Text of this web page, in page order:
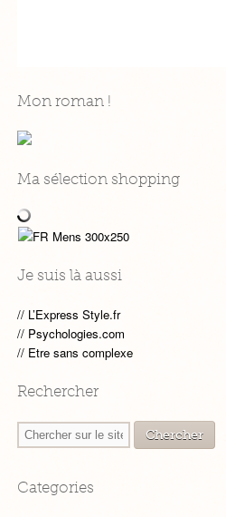
Mon roman !
Ma sélection shopping
Je suis là aussi
L’Express Style.fr
Psychologies.com
Etre sans complexe
Rechercher
Categories